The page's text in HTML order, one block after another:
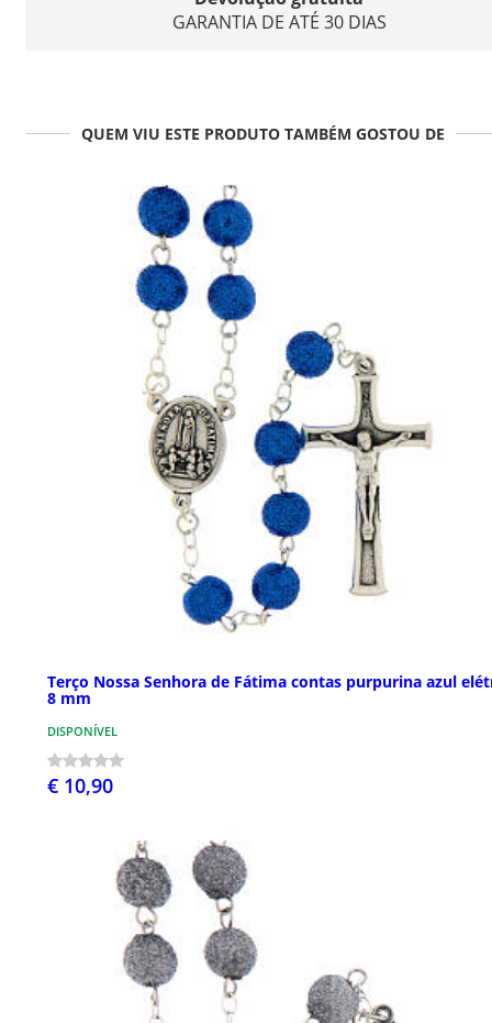
GARANTIA DE ATÉ 30 DIAS
QUEM VIU ESTE PRODUTO TAMBÉM GOSTOU DE
Terço Nossa Senhora de Fátima contas purpurina azul
8 mm
DISPONÍVEL
€ 10,90